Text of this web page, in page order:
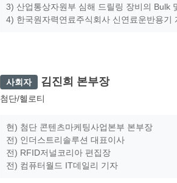
3) 산업통상자원부 심해 드릴링 장비의 Bulk
4) 한국원자력연료주식회사 신연료운반용기
사회자 김진희 본부장
첨단/헬로티
현) 첨단 콘텐츠마케팅사업본부 본부장
전) 인더스트리솔루션 대표이사
전) RFID저널코리아 편집장
전) 컴퓨터월드 IT데일리 기자